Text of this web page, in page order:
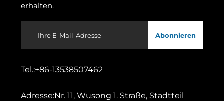
erhalten.
Abonnieren
Tel.:+86-13538507462
Adresse:Nr. 11, Wusong 1. Straße, Stadtteil